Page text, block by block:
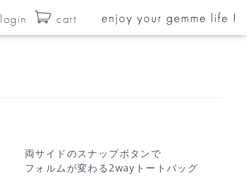
login cart
両サイドのスナップボタンで
フォルムが変わる2wayトートバッグ